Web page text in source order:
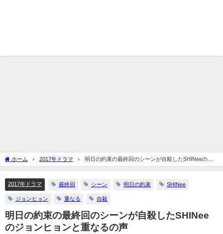
ホーム 2017年ドラマ
明日の約束の最終回のシーンが自殺したSHINeeのジ
ョンヒョンと重なるの声
2017年ドラマ 最終回 シーン 明日の約束 SHINee
ジョンヒョン 重なる 自殺
明日の約束の最終回のシーンが自殺したSHINee
のジョンヒョンと重なるの声